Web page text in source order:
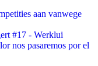
aan vanwege
#17 - Werklui
nos pasaremos por el